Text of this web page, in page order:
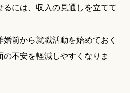
には、収入の見通しを立てて
前から就職活動を始めておく
不安を軽減しやすくなりま